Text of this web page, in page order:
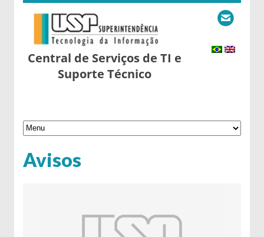
Central de Serviços de TI e
Suporte Técnico
Avisos